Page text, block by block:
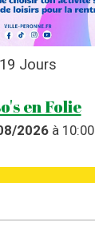
19 Jours
en Folie
2026 à 10:00